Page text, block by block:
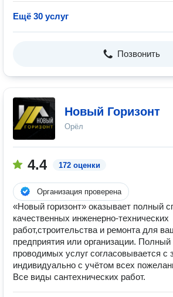
Ещё 30 услуг
Позвонить
Новый Горизонт
Орёл
4.4 172 оценки
Организация проверена
«Новый горизонт» оказывает полный
качественных инженерно-технических
работ,строительства и ремонта для
предприятия или организации. Полный
проводимых услуг согласовывается с
индивидуально с учётом всех
Все виды сантехничеcких работ.